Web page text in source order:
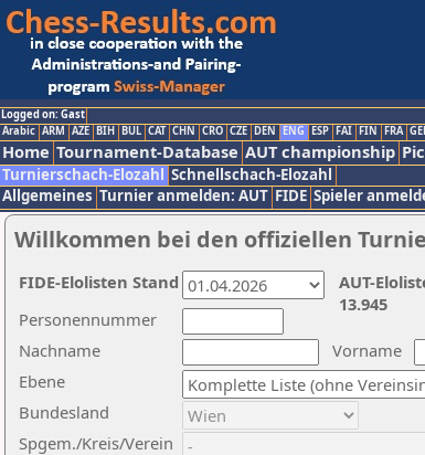
Logged on: Gast
Arabic ARM AZE BIH BUL CAT CHN CRO CZE DEN ENG ESP FAI FIN FRA
Home Tournament-Database AUT championship
Turnierschach-Elozahl Schnellschach-Elozahl
Allgemeines Turnier anmelden: AUT FIDE Spieler
Willkommen bei den offiziellen
Nachname
Vorname
Ebene
Personennummer
Bundesland
Spgem./Kreis/Verein
AUT-
13.945
FIDE-Elolisten Stand